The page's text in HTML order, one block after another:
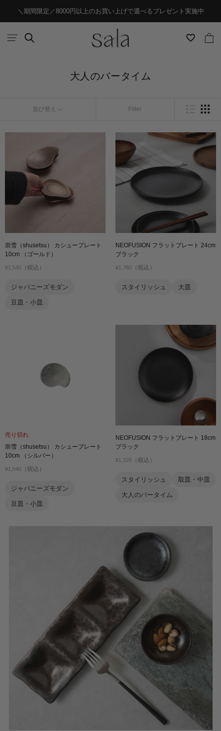
キ
ッ
ン
移
＼期間限定／8000円以上のお買い上げで選べるプレゼント実施中
大人のバータイム
並び替え Filter
崇雪（shusetsu） カシュープレート
10cm （ゴールド）
¥1,540 （税込）
ジャパニーズモダン
豆皿・小皿
NEOFUSION フラットプレート 24cm
ブラック
¥1,760 （税込）
スタイリッシュ 大皿
売り切れ
崇雪（shusetsu） カシュープレート
10cm （シルバー）
¥1,540 （税込）
ジャパニーズモダン
豆皿・小皿
NEOFUSION フラットプレート 18cm
ブラック
¥1,320 （税込）
スタイリッシュ 取皿・中皿
大人のバータイム